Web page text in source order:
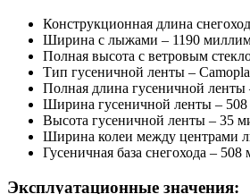
Конструкционная длина
Ширина с лыжами – 1190
Полная высота с ветровым
Тип гусеничной ленты –
Полная длина гусеничной ленты
Ширина гусеничной ленты – 508
Высота гусеничной ленты – 35
Ширина колеи между центрами
Гусеничная база снегохода –
Эксплуатационные значения: